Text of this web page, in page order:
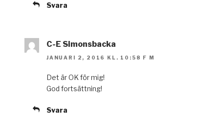
Svara
C-E Simonsbacka
JANUARI 2, 2016 KL. 10:58 F M
Det är OK för mig!
God fortsättning!
Svara